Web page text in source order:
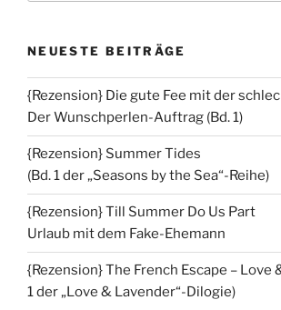
NEUESTE BEITRÄGE
{Rezension} Die gute Fee mit der
Der Wunschperlen-Auftrag (Bd. 1)
{Rezension} Summer Tides
(Bd. 1 der „Seasons by the Sea“-Reihe)
{Rezension} Till Summer Do Us Part
Urlaub mit dem Fake-Ehemann
{Rezension} The French Escape – Love
1 der „Love & Lavender“-Dilogie)